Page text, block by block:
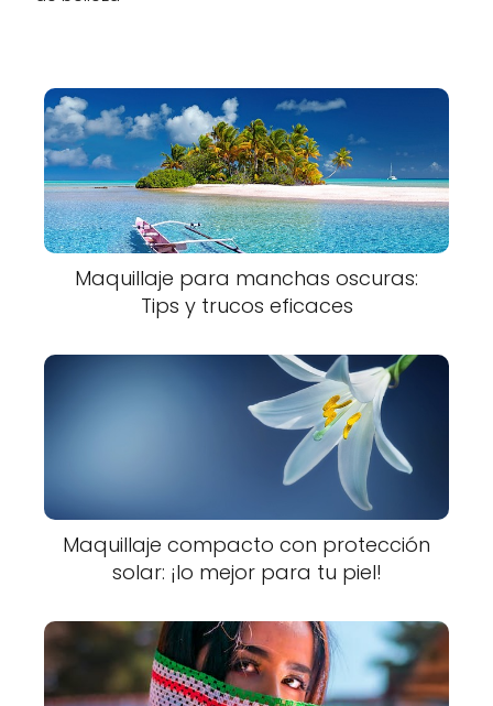
Maquillaje para manchas oscuras:
Tips y trucos eficaces
Maquillaje compacto con protección
solar: ¡lo mejor para tu piel!